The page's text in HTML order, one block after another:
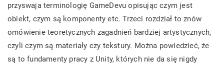
przyswaja terminologię GameDevu opisując czym jest
obiekt, czym są komponenty etc. Trzeci rozdział to znów
omówienie teoretycznych zagadnień bardziej artystycznych,
czyli czym są materiały czy tekstury. Można powiedzieć, że
są to fundamenty pracy z Unity, których nie da się nigdy